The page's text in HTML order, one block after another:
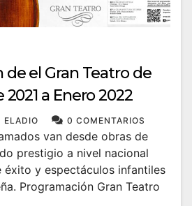
el Gran Teatro de
a Enero 2022
ELADIO 0 COMENTARIOS
van desde obras de
prestigio a nivel nacional
éxito y espectáculos infantiles
Programación Gran Teatro